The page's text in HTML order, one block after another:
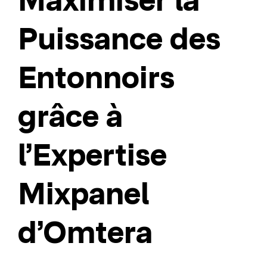
Puissance des
Entonnoirs
grâce à
l’Expertise
Mixpanel
d’Omtera